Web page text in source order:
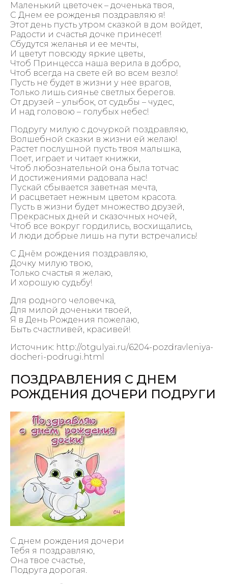
Маленький цветочек – доченька твоя,
С Днем ее рожденья поздравляю я!
Этот день пусть утром сказкой в дом войдет,
Радости и счастья дочке принесет!
Сбудутся желанья и ее мечты,
И цветут повсюду яркие цветы,
Чтоб Принцесса наша верила в добро,
Чтоб всегда на свете ей во всем везло!
Пусть не будет в жизни у нее врагов,
Только лишь сиянье светлых берегов.
От друзей – улыбок, от судьбы – чудес,
И над головою – голубых небес!
Подругу милую с дочуркой поздравляю,
Волшебной сказки в жизни ей желаю!
Растет послушной пусть твоя малышка,
Поет, играет и читает книжки,
Чтоб любознательной она была тотчас
И достижениями радовала нас!
Пускай сбывается заветная мечта,
И расцветает нежным цветом красота.
Пусть в жизни будет множество друзей,
Прекрасных дней и сказочных ночей,
Чтоб все вокруг гордились, восхищались,
И люди добрые лишь на пути встречались!
С Днём рождения поздравляю,
Дочку милую твою,
Только счастья я желаю,
И хорошую судьбу!
Для родного человечка,
Для милой доченьки твоей,
Я в День Рождения пожелаю,
Быть счастливей, красивей!
Источник: http://otgulyai.ru/6204-pozdravleniya-
docheri-podrugi.html
ПОЗДРАВЛЕНИЯ С ДНЕМ
РОЖДЕНИЯ ДОЧЕРИ ПОДРУГИ
С днем рождения дочери
Тебя я поздравляю,
Она твое счастье,
Подруга дорогая.